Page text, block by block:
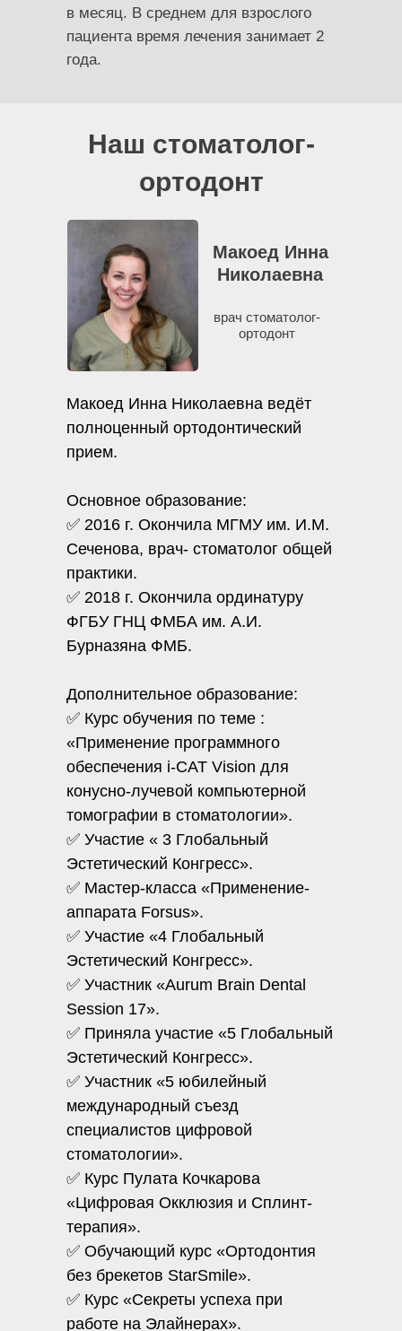
в месяц. В среднем для взрослого
пациента время лечения занимает 2
года.
Наш стоматолог-
ортодонт
Макоед Инна
Николаевна
врач стоматолог-
ортодонт
Макоед Инна Николаевна ведёт
полноценный ортодонтический
прием.
Основное образование:
✅ 2016 г. Окончила МГМУ им. И.М.
Сеченова, врач- стоматолог общей
практики.
✅ 2018 г. Окончила ординатуру
ФГБУ ГНЦ ФМБА им. А.И.
Бурназяна ФМБ.
Дополнительное образование:
✅ Курс обучения по теме :
«Применение программного
обеспечения i-CAT Vision для
конусно-лучевой компьютерной
томографии в стоматологии».
✅ Участие « 3 Глобальный
Эстетический Конгресс».
✅ Мастер-класса «Применение-
аппарата Forsus».
✅ Участие «4 Глобальный
Эстетический Конгресс».
✅ Участник «Aurum Brain Dental
Session 17».
✅ Приняла участие «5 Глобальный
Эстетический Конгресс».
✅ Участник «5 юбилейный
международный съезд
специалистов цифровой
стоматологии».
✅ Курс Пулата Кочкарова
«Цифровая Окклюзия и Сплинт-
терапия».
✅ Обучающий курс «Ортодонтия
без брекетов StarSmile».
✅ Курс «Секреты успеха при
работе на Элайнерах».